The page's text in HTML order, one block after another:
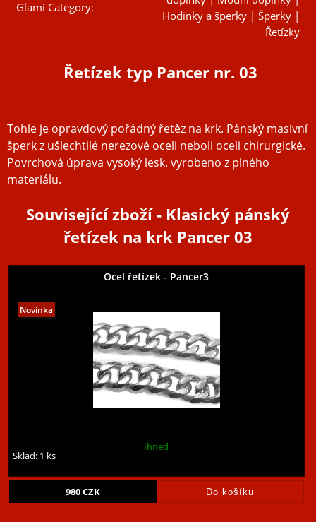
Glami Category:
Hodinky a šperky | Šperky |
Řetízky
Řetízek typ Pancer nr. 03
Tohle je opravdový pořádný řetěz na krk. Pánský masivní
šperk z ušlechtilé nerezové oceli neboli oceli chirurgické.
Povrchová úprava vysoký lesk. vyrobeno z plného
materiálu.
Související zboží- Klasický pánský
řetízek na krk Pancer 03
Ocel řetízek - Pancer3
ihned
Sklad: 1 ks
980CZK